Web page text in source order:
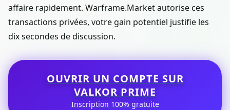
affaire rapidement. Warframe.Market autorise ces
transactions privées, votre gain potentiel justifie les
dix secondes de discussion.
OUVRIR UN COMPTE SUR
VALKOR PRIME
Inscription 100% gratuite